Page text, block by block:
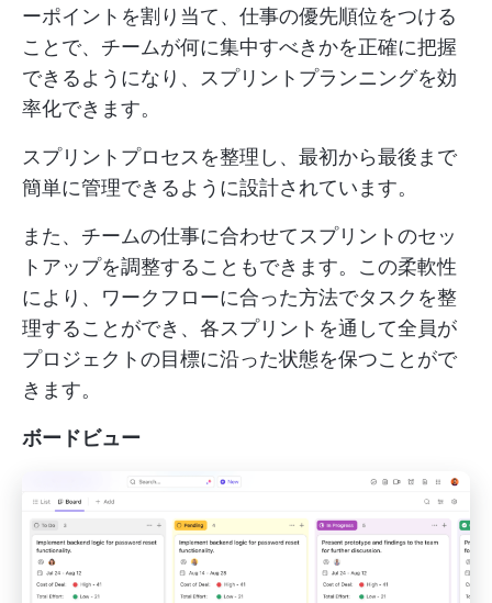
ーポイントを割り当て、仕事の優先順位をつける
ことで、チームが何に集中すべきかを正確に把握
できるようになり、スプリントプランニングを効
率化できます。
スプリントプロセスを整理し、最初から最後まで
簡単に管理できるように設計されています。
また、チームの仕事に合わせてスプリントのセッ
トアップを調整することもできます。この柔軟性
により、ワークフローに合った方法でタスクを整
理することができ、各スプリントを通して全員が
プロジェクトの目標に沿った状態を保つことがで
きます。
ボードビュー